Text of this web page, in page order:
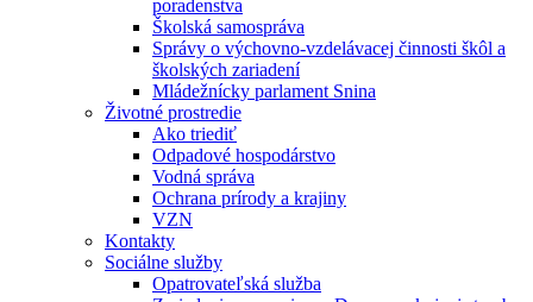
poradenstva
Školská samospráva
Správy o výchovno-vzdelávacej činnosti škôl a
školských zariadení
Mládežnícky parlament Snina
Životné prostredie
Ako triediť
Odpadové hospodárstvo
Vodná správa
Ochrana prírody a krajiny
VZN
Kontakty
Sociálne služby
Opatrovateľská služba